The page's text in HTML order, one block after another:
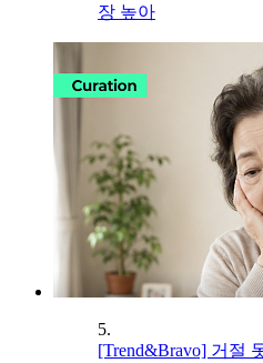
장 높아
5.
[Trend&Bravo] 거절